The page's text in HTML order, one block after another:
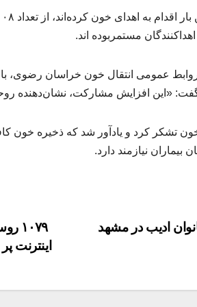
عمومی انتقال خون خراسان رضوی، با
«این افزایش مشارکت، نشان‌دهنده
تشکر کرد و یادآور شد که ذخیره خون
نیازمند دارد.
ادیب در مشهد